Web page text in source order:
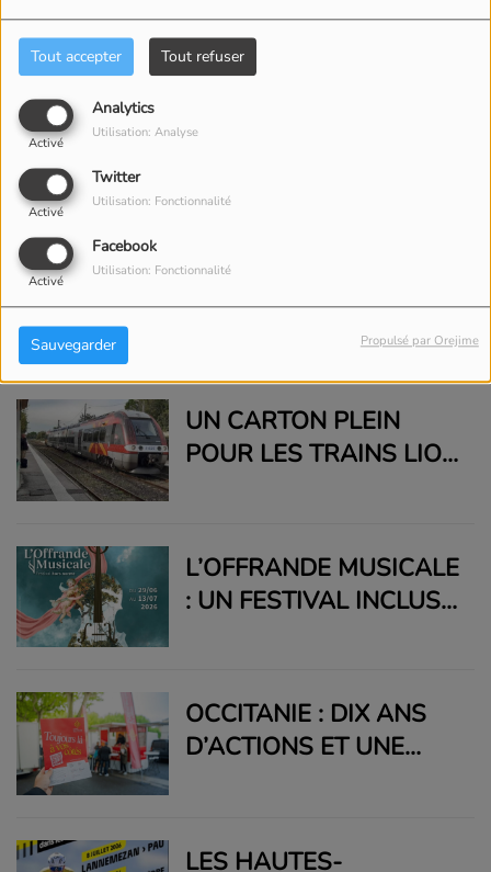
Tout accepter Tout refuser
Analytics
Activé
Utilisation: Analyse
Twitter
Activé
Utilisation: Fonctionnalité
Facebook
Activé
Utilisation: Fonctionnalité
Sauvegarder Propulsé par Orejime
CIRCULATION
PERTURBÉE SUR LA
RD123
UN APPEL À PROJETS
BIODIVERSITÉ
DÉCLARATION DE
REVENUS 2026 :
CORRIGER ?
UN CARTON PLEIN
POUR LES TRAINS LIO
L’OFFRANDE MUSICALE
: UN FESTIVAL INCLUSIF
OCCITANIE : DIX ANS
D’ACTIONS ET UNE
LES HAUTES-